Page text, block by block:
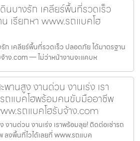
นบางรัก เคลียร์พื้นที่รวดเร็ว
เรียกหา www.รถแบคโฮ
ก เคลียร์พื้นที่รวดเร็ว ปลอดภัย ได้มาตรฐาน
าง.com — ไม่ว่าหน้างานจะแคบห
านสูง งานด่วน งานเร่ง เรา
ถแบคโฮพร้อมคนขับมืออาชีพ
รถแบคโฮรับจ้าง.com
งานด่วน งานเร่ง เราพร้อมลุย! ติดต่อเช่ารถ
งพื้นที่ไวได้เลยที่ www.รถแบค